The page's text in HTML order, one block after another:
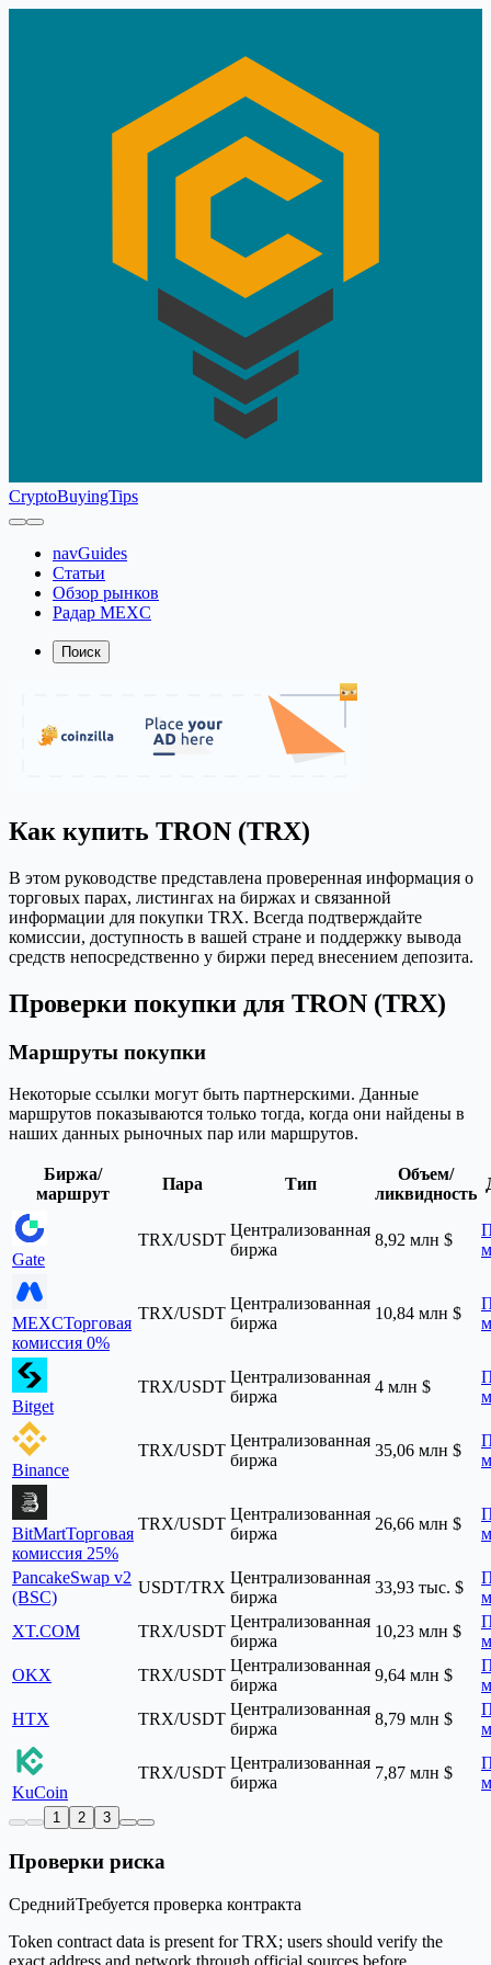
CryptoBuyingTips
navGuides
Статьи
Обзор рынков
Радар MEXC
Поиск
Как купить TRON (TRX)
В этом руководстве представлена проверенная информация о
торговых парах, листингах на биржах и связанной
информации для покупки TRX. Всегда подтверждайте
комиссии, доступность в вашей стране и поддержку вывода
средств непосредственно у биржи перед внесением депозита.
Проверки покупки для TRON (TRX)
Маршруты покупки
Некоторые ссылки могут быть партнерскими. Данные
маршрутов показываются только тогда, когда они найдены в
наших данных рыночных пар или маршрутов.
Биржа/
маршрут
Пара Тип
Объем/
ликвидность
Gate
TRX/USDT
Централизованная
биржа
8,92 млн $
MEXCТорговая
комиссия 0%
TRX/USDT
Централизованная
биржа
10,84 млн $
Bitget
TRX/USDT
Централизованная
биржа
4 млн $
Binance
TRX/USDT
Централизованная
биржа
35,06 млн $
BitMartТорговая
комиссия 25%
TRX/USDT
Централизованная
биржа
26,66 млн $
PancakeSwap v2
(BSC)
USDT/TRX
Централизованная
биржа
33,93 тыс. $
XT.COM
TRX/USDT
Централизованная
биржа
10,23 млн $
OKX
TRX/USDT
Централизованная
биржа
9,64 млн $
HTX
TRX/USDT
Централизованная
биржа
8,79 млн $
KuCoin
TRX/USDT
Централизованная
биржа
7,87 млн $
1 2 3
Проверки риска
СреднийТребуется проверка контракта
Token contract data is present for TRX; users should verify the
exact address and network through official sources before